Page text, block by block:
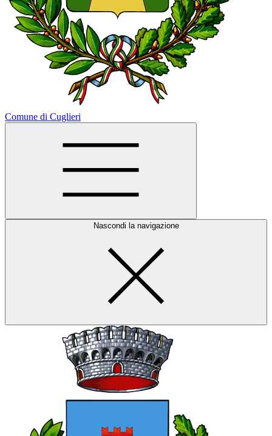
Comune di Cuglieri
Nascondi la navigazione